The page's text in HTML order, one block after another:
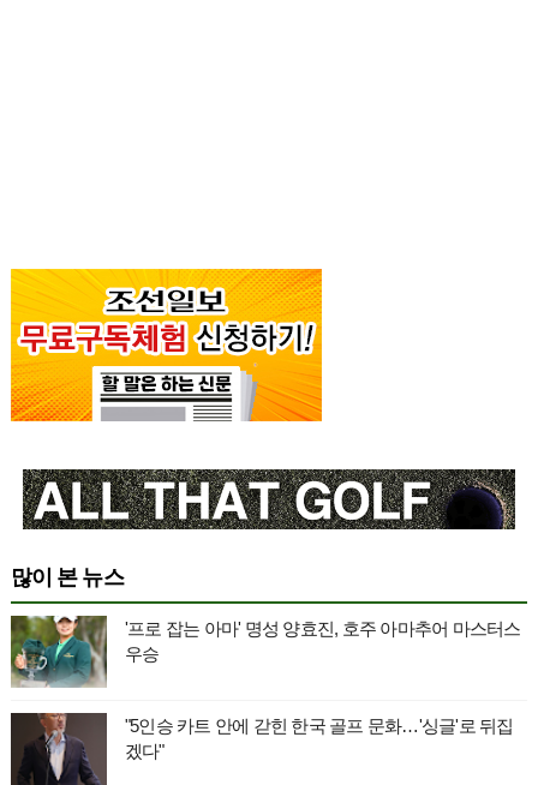
많이 본 뉴스
'프로 잡는 아마' 명성 양효진, 호주 아마추어 마스터스
우승
"5인승 카트 안에 갇힌 한국 골프 문화…'싱글'로 뒤집
겠다"